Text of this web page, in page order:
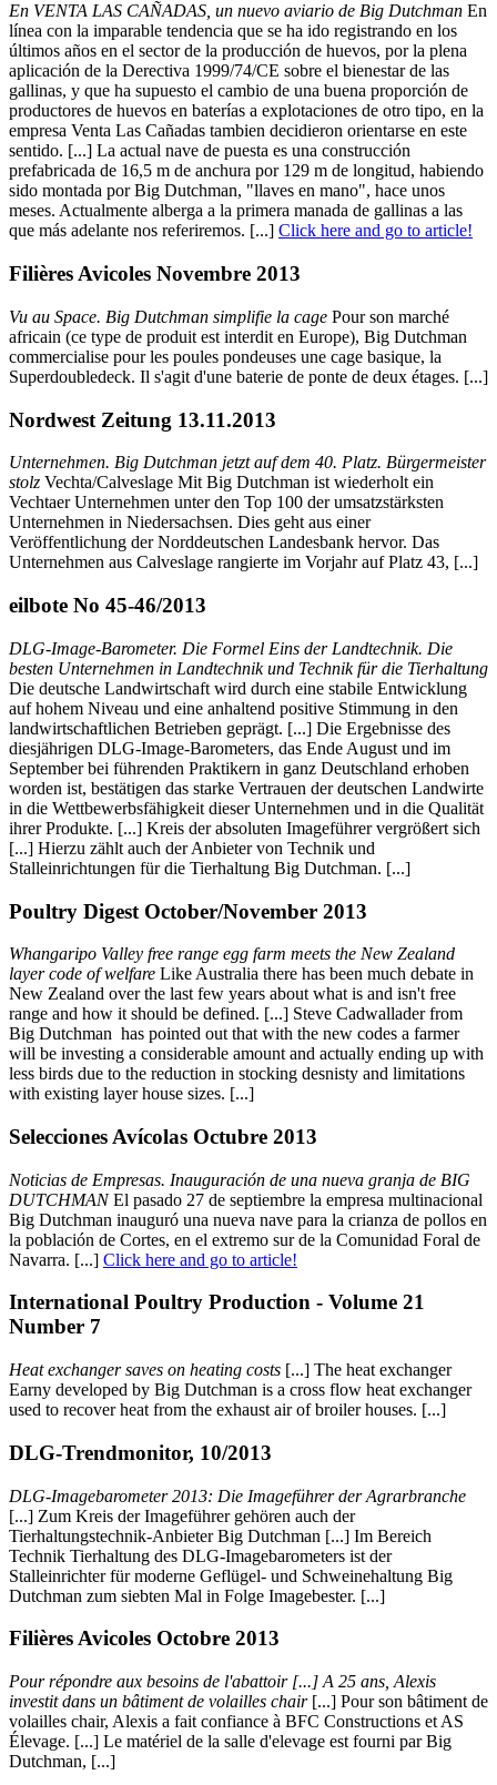
En VENTA LAS CAÑADAS, un nuevo aviario de Big Dutchman En
línea con la imparable tendencia que se ha ido registrando en los
últimos años en el sector de la producción de huevos, por la plena
aplicación de la Derectiva 1999/74/CE sobre el bienestar de las
gallinas, y que ha supuesto el cambio de una buena proporción de
productores de huevos en baterías a explotaciones de otro tipo, en la
empresa Venta Las Cañadas tambien decidieron orientarse en este
sentido. [...] La actual nave de puesta es una construcción
prefabricada de 16,5 m de anchura por 129 m de longitud, habiendo
sido montada por Big Dutchman, "llaves en mano", hace unos
meses. Actualmente alberga a la primera manada de gallinas a las
que más adelante nos referiremos. [...] Click here and go to article!
Filières Avicoles Novembre 2013
Vu au Space. Big Dutchman simplifie la cage Pour son marché
africain (ce type de produit est interdit en Europe), Big Dutchman
commercialise pour les poules pondeuses une cage basique, la
Superdoubledeck. Il s'agit d'une baterie de ponte de deux étages. [...]
Nordwest Zeitung 13.11.2013
Unternehmen. Big Dutchman jetzt auf dem 40. Platz. Bürgermeister
stolz Vechta/Calveslage Mit Big Dutchman ist wiederholt ein
Vechtaer Unternehmen unter den Top 100 der umsatzstärksten
Unternehmen in Niedersachsen. Dies geht aus einer
Veröffentlichung der Norddeutschen Landesbank hervor. Das
Unternehmen aus Calveslage rangierte im Vorjahr auf Platz 43, [...]
eilbote No 45-46/2013
DLG-Image-Barometer. Die Formel Eins der Landtechnik. Die
besten Unternehmen in Landtechnik und Technik für die Tierhaltung
Die deutsche Landwirtschaft wird durch eine stabile Entwicklung
auf hohem Niveau und eine anhaltend positive Stimmung in den
landwirtschaftlichen Betrieben geprägt. [...] Die Ergebnisse des
diesjährigen DLG-Image-Barometers, das Ende August und im
September bei führenden Praktikern in ganz Deutschland erhoben
worden ist, bestätigen das starke Vertrauen der deutschen Landwirte
in die Wettbewerbsfähigkeit dieser Unternehmen und in die Qualität
ihrer Produkte. [...] Kreis der absoluten Imageführer vergrößert sich
[...] Hierzu zählt auch der Anbieter von Technik und
Stalleinrichtungen für die Tierhaltung Big Dutchman. [...]
Poultry Digest October/November 2013
Whangaripo Valley free range egg farm meets the New Zealand
layer code of welfare Like Australia there has been much debate in
New Zealand over the last few years about what is and isn't free
range and how it should be defined. [...] Steve Cadwallader from
Big Dutchman has pointed out that with the new codes a farmer
will be investing a considerable amount and actually ending up with
less birds due to the reduction in stocking desnisty and limitations
with existing layer house sizes. [...]
Selecciones Avícolas Octubre 2013
Noticias de Empresas. Inauguración de una nueva granja de BIG
DUTCHMANEl pasado 27 de septiembre la empresa multinacional
Big Dutchman inauguró una nueva nave para la crianza de pollos en
la población de Cortes, en el extremo sur de la Comunidad Foral de
Navarra. [...] Click here and go to article!
International Poultry Production - Volume 21
Number 7
Heat exchanger saves on heating costs [...] The heat exchanger
Earny developed by Big Dutchman is a cross flow heat exchanger
used to recover heat from the exhaust air of broiler houses. [...]
DLG-Trendmonitor, 10/2013
DLG-Imagebarometer 2013: Die Imageführer der Agrarbranche
[...] Zum Kreis der Imageführer gehören auch der
Tierhaltungstechnik-Anbieter Big Dutchman [...] Im Bereich
Technik Tierhaltung des DLG-Imagebarometers ist der
Stalleinrichter für moderne Geflügel- und Schweinehaltung Big
Dutchman zum siebten Mal in Folge Imagebester. [...]
Filières Avicoles Octobre 2013
Pour répondre aux besoins de l'abattoir [...] A 25 ans, Alexis
investit dans un bâtiment de volailles chair[...] Pour son bâtiment de
volailles chair, Alexis a fait confiance à BFC Constructions et AS
Élevage. [...] Le matériel de la salle d'elevage est fourni par Big
Dutchman, [...]